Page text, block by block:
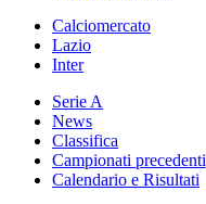
Calciomercato
Lazio
Inter
Serie A
News
Classifica
Campionati precedenti
Calendario e Risultati